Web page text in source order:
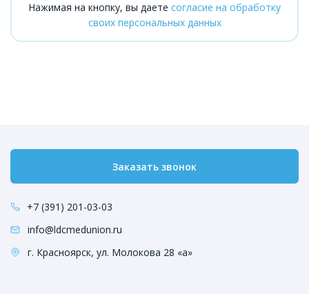
Нажимая на кнопку, вы даете согласие на обработку
своих персональных данных
Заказать звонок
+7 (391) 201-03-03
info@ldcmedunion.ru
г. Красноярск, ул. Молокова 28 «а»